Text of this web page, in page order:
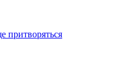
притворяться